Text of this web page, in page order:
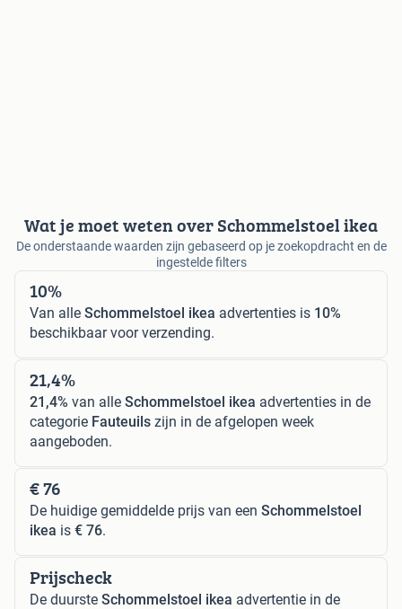
Wat je moet weten over Schommelstoel ikea
De onderstaande waarden zijn gebaseerd op je zoekopdracht en de
ingestelde filters
10%
Van alle Schommelstoel ikea advertenties is 10%
beschikbaar voor verzending.
21,4%
21,4% van alle Schommelstoel ikea advertenties in de
categorie Fauteuils zijn in de afgelopen week
aangeboden.
€ 76
De huidige gemiddelde prijs van een Schommelstoel
ikea is € 76.
Prijscheck
De duurste Schommelstoel ikea advertentie in de